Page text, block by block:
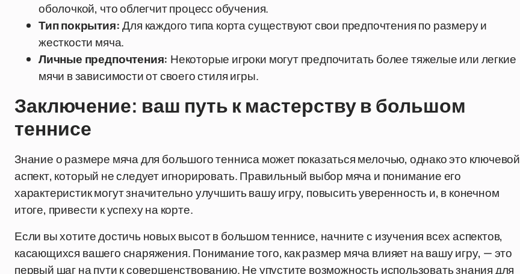
оболочкой, что облегчит процесс обучения.
Тип покрытия:Для каждого типа корта существуют свои предпочтения по размеру и
жесткости мяча.
Личные предпочтения: Некоторые игроки могут предпочитать более тяжелые или легкие
мячи в зависимости от своего стиля игры.
Заключение: ваш путь к мастерству в большом
теннисе
Знание о размере мяча для большого тенниса может показаться мелочью, однако это ключевой
аспект, который не следует игнорировать. Правильный выбор мяча и понимание его
характеристик могут значительно улучшить вашу игру, повысить уверенность и, в конечном
итоге, привести к успеху на корте.
Если вы хотите достичь новых высот в большом теннисе, начните с изучения всех аспектов,
касающихся вашего снаряжения. Понимание того, как размер мяча влияет на вашу игру, — это
первый шаг на пути к совершенствованию. Не упустите возможность использовать знания для